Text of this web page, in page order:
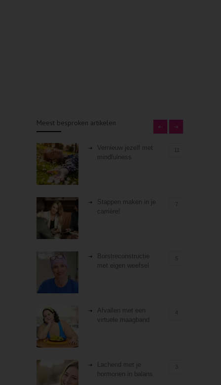
Meest besproken artikelen
Vernieuw jezelf met
mindfulness
Stappen maken in je
carrière!
7
Borstreconstructie
met eigen weefsel
5
Afvallen met een
virtuele maagband
4
Lachend met je
hormonen in balans
3